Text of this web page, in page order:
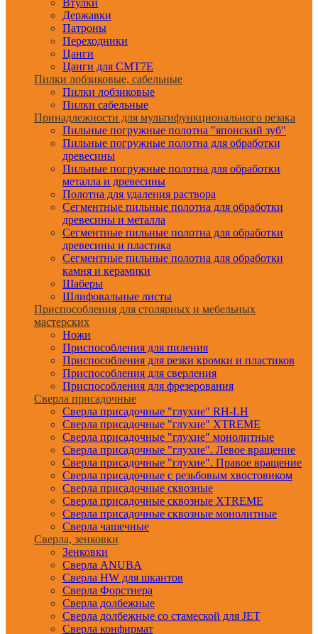
Втулки
Державки
Патроны
Переходники
Цанги
Цанги для CMT7E
Пилки лобзиковые, сабельные
Пилки лобзиковые
Пилки сабельные
Принадлежности для мультифункционального резака
Пильные погружные полотна "японский зуб"
Пильные погружные полотна для обработки
древесины
Пильные погружные полотна для обработки
металла и древесины
Полотна для удаления раствора
Сегментные пильные полотна для обработки
древесины и металла
Сегментные пильные полотна для обработки
древесины и пластика
Сегментные пильные полотна для обработки
камня и керамики
Шаберы
Шлифовальные листы
Приспособления для столярных и мебельных
мастерских
Ножи
Приспособления для пиления
Приспособления для резки кромки и пластиков
Приспособления для сверления
Приспособления для фрезерования
Сверла присадочные
Сверла присадочные "глухие" RH-LH
Сверла присадочные "глухие" XTREME
Сверла присадочные "глухие" монолитные
Сверла присадочные "глухие". Левое вращение
Сверла присадочные "глухие". Правое вращение
Сверла присадочные с резьбовым хвостовиком
Сверла присадочные сквозные
Сверла присадочные сквозные XTREME
Сверла присадочные сквозные монолитные
Сверла чашечные
Сверла, зенковки
Зенковки
Сверла ANUBA
Сверла HW для шкантов
Сверла Форстнера
Сверла долбежные
Сверла долбежные со стамеской для JET
Сверла конфирмат